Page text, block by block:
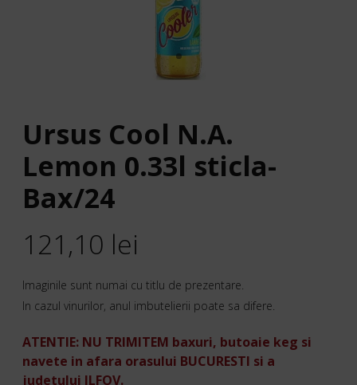
Ursus Cool N.A.
Lemon 0.33l sticla-
Bax/24
121,10 lei
Imaginile sunt numai cu titlu de prezentare.
In cazul vinurilor, anul imbutelierii poate sa difere.
ATENTIE: NU TRIMITEM baxuri, butoaie keg si
navete in afara orasului BUCURESTI si a
judetului ILFOV.